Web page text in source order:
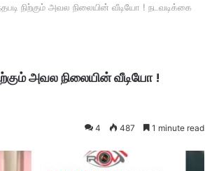
நிற்கும் அவல நிலையின் வீடியோ ! நடவடிக்கை
அவல நிலையின் வீடியோ !
4 487 1 minute read